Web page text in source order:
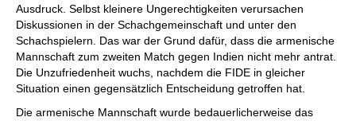
Ausdruck. Selbst kleinere Ungerechtigkeiten verursachen
Diskussionen in der Schachgemeinschaft und unter den
Schachspielern. Das war der Grund dafür, dass die armenische
Mannschaft zum zweiten Match gegen Indien nicht mehr antrat.
Die Unzufriedenheit wuchs, nachdem die FIDE in gleicher
Situation einen gegensätzlich Entscheidung getroffen hat.
Die armenische Mannschaft wurde bedauerlicherweise das